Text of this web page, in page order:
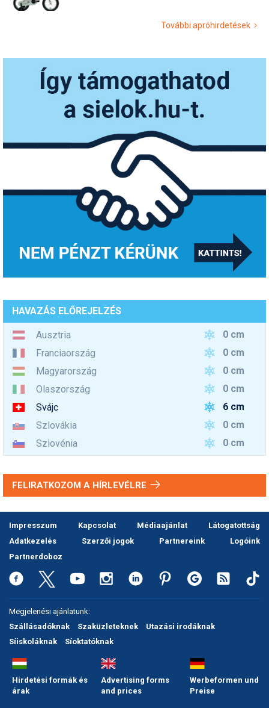
További apróhirdetések
HAVAZÁS ELŐREJELZÉS
Ausztria
0 cm
Franciaország
0 cm
Magyarország
0 cm
Olaszország
0 cm
Svájc
6 cm
Szlovákia
0 cm
Szlovénia
0 cm
FELIRATKOZOM A HÍRLEVÉLRE
Impresszum Kapcsolat Médiaajánlat
Látogatottság
Adatkezelés
Szerzői jogok Partnereink
Logóink
Partnerdoboz
Megjelenési ajánlatunk:
Szállásadóknak
Szaküzleteknek
Utazási irodáknak
Síiskoláknak
Síoktatóknak
Hirdetési formák és
árak
Advertising forms
and prices
Werbeformen und
Preise